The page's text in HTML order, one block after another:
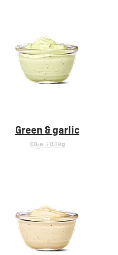
Green & garlic
CO2e < 0,1 kg